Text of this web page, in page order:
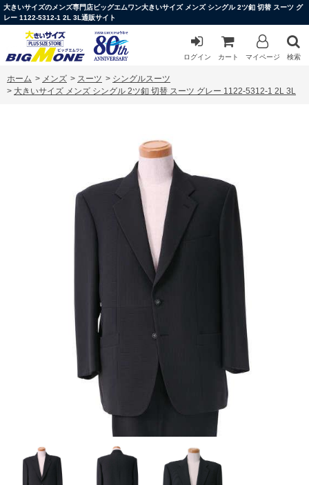
大きいサイズのメンズ専門店ビッグエムワン大きいサイズ メンズ シングル 2ツ釦 切替 スーツ グ
レー 1122-5312-1 2L 3L通販サイト
ログイン カート マイページ 検索
ホーム > メンズ > スーツ > シングルスーツ
> 大きいサイズ メンズ シングル 2ツ釦 切替 スーツ グレー 1122-5312-1 2L 3L